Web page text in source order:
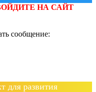
НА САЙТ
сообщение:
для развития